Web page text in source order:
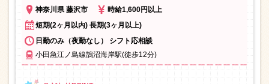
神奈川県 藤沢市
時給1,600円以上
短期(2ヶ月以内) 長期(3ヶ月以上)
日勤のみ（夜勤なし） シフト応相談
小田急江ノ島線鵠沼海岸駅(徒歩12分)